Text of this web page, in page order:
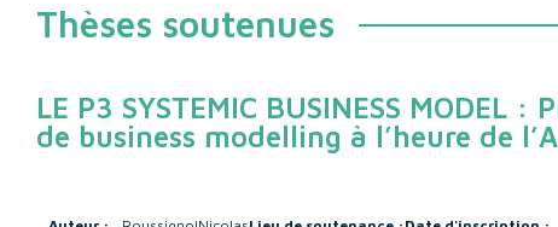
Thèses soutenues
LE P3 SYSTEMIC BUSINESS
de business modelling à l’heure de